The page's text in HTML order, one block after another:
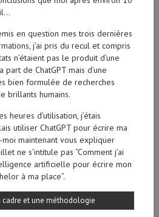
en question mes trois dernières
j’ai pris du recul et compris
n’étaient pas le produit d’une
de ChatGPT mais d’une
bien formulée de recherches
brillants humains.
heures d’utilisation, j’étais
utiliser ChatGPT pour écrire ma
moi maintenant vous expliquer
ne s’intitule pas “Comment j’ai
artificielle pour écrire mon
à ma place”.
cadre et une méthodologie